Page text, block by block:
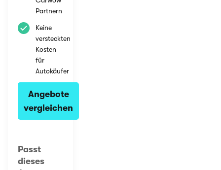
Partnern
Keine
versteckten
Kosten
für
Autokäufer
Angebote
vergleichen
Passt
dieses